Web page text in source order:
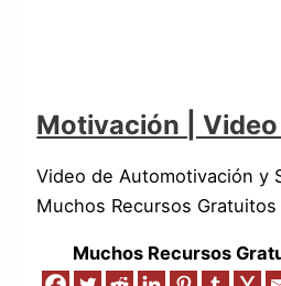
Motivación |
Video de Automotivación y
Muchos Recursos
Muchos Recursos